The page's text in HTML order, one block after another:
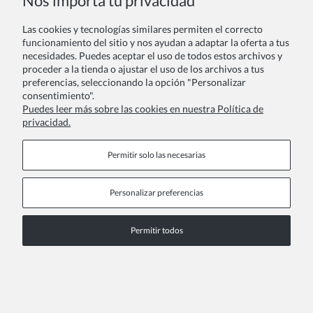
Las cookies y tecnologías similares permiten el correcto
funcionamiento del sitio y nos ayudan a adaptar la oferta a tus
necesidades. Puedes aceptar el uso de todos estos archivos y
proceder a la tienda o ajustar el uso de los archivos a tus
preferencias, seleccionando la opción "Personalizar
consentimiento".
Puedes leer más sobre las cookies en nuestra Política de
privacidad.
Permitir solo las necesarias
Personalizar preferencias
Permitir todos